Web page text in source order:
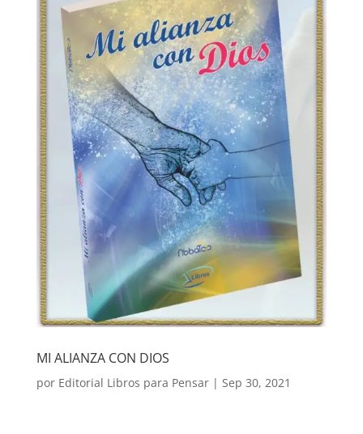
MI ALIANZA CON DIOS
por Editorial Libros para Pensar| Sep 30, 2021